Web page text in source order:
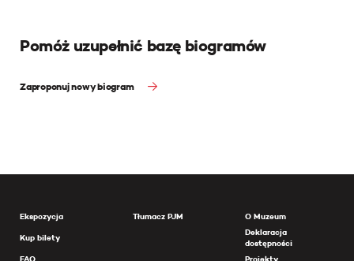
Pomóż uzupełnić bazę biogramów
Zaproponuj nowy biogram
Ekspozycja
Kup bilety
FAQ
Tłumacz PJM
O Muzeum
Deklaracja
dostępności
Projekty